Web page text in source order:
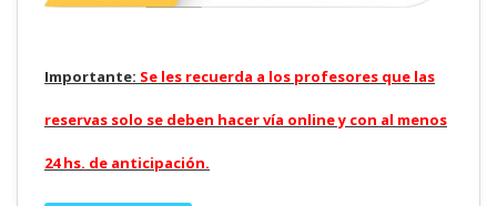
Importante: Se les recuerda a los profesores que las
reservas solo se deben hacer vía online y con al menos
24 hs. de anticipación.